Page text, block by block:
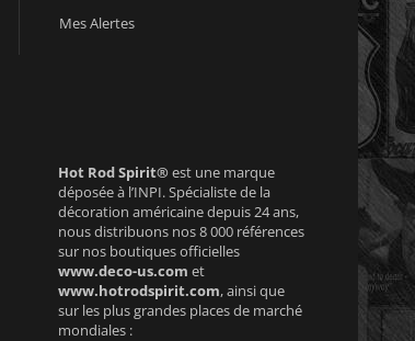
Mes Alertes
Hot Rod Spirit®est une marque
déposée à l’INPI. Spécialiste de la
décoration américaine depuis 24 ans,
nous distribuons nos 8 000 références
sur nos boutiques officielles
www.deco-us.com et
www.hotrodspirit.com, ainsi que
sur les plus grandes places de marché
mondiales :